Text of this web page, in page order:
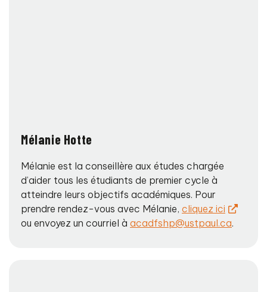
Mélanie Hotte
Mélanie est la conseillère aux études chargée
d’aider tous les étudiants de premier cycle à
atteindre leurs objectifs académiques. Pour
prendre rendez-vous avec Mélanie, cliquez ici
ou envoyez un courriel à acadfshp@ustpaul.ca.